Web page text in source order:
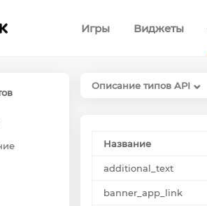
Игры Виджеты
Описание типов API
Название
additional_text
banner_app_link